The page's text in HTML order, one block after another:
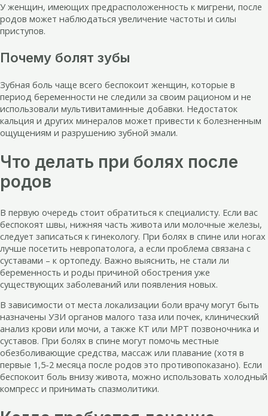
У женщин, имеющих предрасположенность к мигрени, после
родов может наблюдаться увеличение частоты и силы
приступов.
Почему болят зубы
Зубная боль чаще всего беспокоит женщин, которые в
период беременности не следили за своим рационом и не
использовали мультивитаминные добавки. Недостаток
кальция и других минералов может привести к болезненным
ощущениям и разрушению зубной эмали.
Что делать при болях после
родов
В первую очередь стоит обратиться к специалисту. Если вас
беспокоят швы, нижняя часть живота или молочные железы,
следует записаться к гинекологу. При болях в спине или ногах
лучше посетить невропатолога, а если проблема связана с
суставами – к ортопеду. Важно выяснить, не стали ли
беременность и роды причиной обострения уже
существующих заболеваний или появления новых.
В зависимости от места локализации боли врачу могут быть
назначены УЗИ органов малого таза или почек, клинический
анализ крови или мочи, а также КТ или МРТ позвоночника и
суставов. При болях в спине могут помочь местные
обезболивающие средства, массаж или плавание (хотя в
первые 1,5-2 месяца после родов это противопоказано). Если
беспокоит боль внизу живота, можно использовать холодный
компресс и принимать спазмолитики.